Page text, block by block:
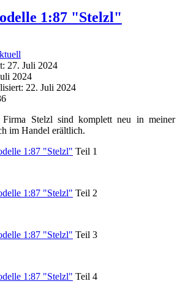
1:87 "Stelzl"
27. Juli 2024
2024
22. Juli 2024
Stelzl sind komplett neu in meiner
im Handel erältlich.
1:87 "Stelzl" Teil 1
1:87 "Stelzl" Teil 2
1:87 "Stelzl" Teil 3
1:87 "Stelzl" Teil 4